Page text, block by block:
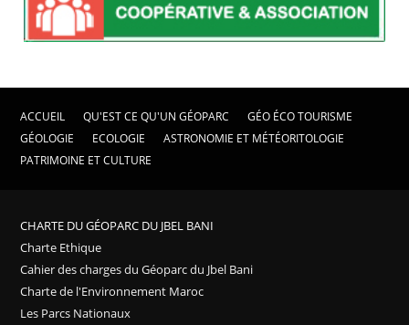
ACCUEIL QU'EST CE QU'UN GÉOPARC
GÉO ÉCO TOURISME
GÉOLOGIE
ECOLOGIE
ASTRONOMIE ET MÉTÉORITOLOGIE
PATRIMOINE ET CULTURE
CHARTE DU GÉOPARC DU JBEL BANI
Charte Ethique
Cahier des charges du Géoparc du Jbel Bani
Charte de l'Environnement Maroc
Les Parcs Nationaux